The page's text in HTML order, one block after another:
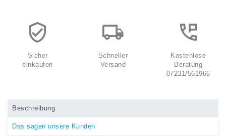
Sicher
einkaufen
Schneller
Versand
Kostenlose
Beratung
07231/561966
Beschreibung
Das sagen unsere Kunden